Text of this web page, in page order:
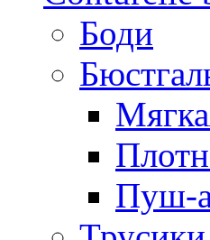
Боди
Пуш-